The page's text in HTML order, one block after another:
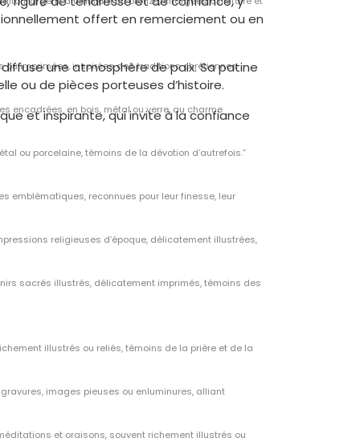
imprimées, inspirées des traditions chrétiennes
encadrées, en bois, métal ou verre, au charme
ou porcelaine, témoins de la dévotion d’autrefois.”
emblématiques, reconnues pour leur finesse, leur
religieuses d’époque, délicatement illustrées,
sacrés illustrés, délicatement imprimés, témoins des
illustrés ou reliés, témoins de la prière et de la
images pieuses ou enluminures, alliant
et oraisons, souvent richement illustrés ou
offert en remerciement ou en
une atmosphère de paix. Sa patine
ou de pièces porteuses d’histoire.
et inspirante, qui invite à la confiance